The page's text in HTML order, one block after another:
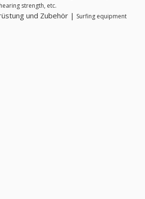
strength, etc.
und Zubehör | Surfing equipment